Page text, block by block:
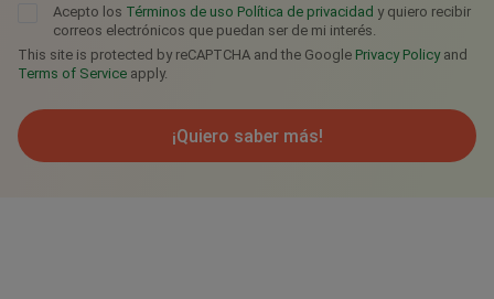
Acepto los Términos de uso Política de privacidad y quiero recibir
correos electrónicos que puedan ser de mi interés.
This site is protected by reCAPTCHA and the Google Privacy Policyand
Terms of Service apply.
¡Quiero saber más!